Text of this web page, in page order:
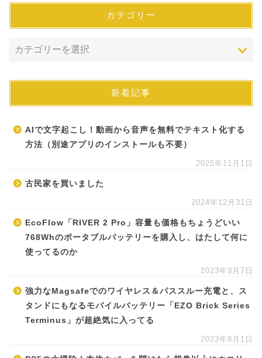
カテゴリー
新着記事
AIで文字起こし！動画から音声を無料でテキスト化する
方法（別途アプリのインストールも不要）
2025年11月1日
古民家を買いました
2024年12月31日
EcoFlow「RIVER 2 Pro」容量も価格もちょうどいい
768Whのポータブルバッテリーを購入し、はたして何に
使ってるのか
2023年9月7日
強力なMagsafeでのワイヤレス＆パススルー充電と、ス
タンドにもなるモバイルバッテリー「EZO Brick Series
Terminus」が超絶気に入ってる
2023年8月1日